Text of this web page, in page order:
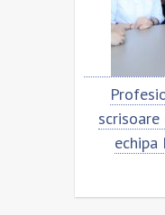
echipa